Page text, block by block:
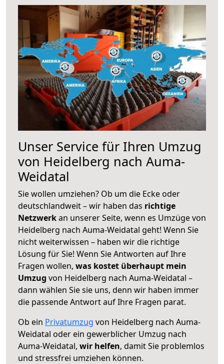
Unser Service für Ihren Umzug
von Heidelberg nach Auma-
Weidatal
Sie wollen umziehen? Ob um die Ecke oder
deutschlandweit – wir haben das richtige
Netzwerkan unserer Seite, wenn es Umzüge von
Heidelberg nach Auma-Weidatal geht! Wenn Sie
nicht weiterwissen – haben wir die richtige
Lösung für Sie! Wenn Sie Antworten auf Ihre
Fragen wollen, was kostet überhaupt mein
Umzug von Heidelberg nach Auma-Weidatal –
dann wählen Sie sie uns, denn wir haben immer
die passende Antwort auf Ihre Fragen parat.
Ob ein Privatumzug von Heidelberg nach Auma-
Weidatal oder ein gewerblicher Umzug nach
Auma-Weidatal, wir helfen, damit Sie problemlos
und stressfrei umziehen können.